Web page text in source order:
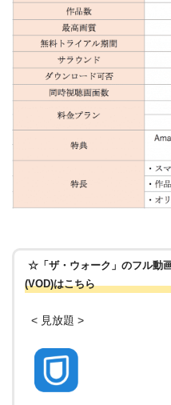
☆「ザ・ウォーク」のフル動
(VOD)はこちら
< 見放題 >